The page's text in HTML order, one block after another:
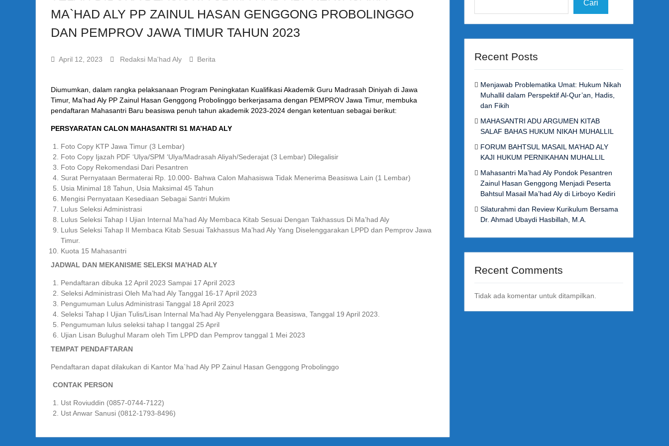
MA`HAD ALY PP ZAINUL HASAN GENGGONG PROBOLINGGO
DAN PEMPROV JAWA TIMUR TAHUN 2023
April 12, 2023 Redaksi Ma'had Aly Berita
Diumumkan, dalam rangka pelaksanaan Program Peningkatan Kualifikasi Akademik Guru Madrasah Diniyah di Jawa
Timur, Ma’had Aly PP Zainul Hasan Genggong Probolinggo berkerjasama dengan PEMPROV Jawa Timur, membuka
pendaftaran Mahasantri Baru beasiswa penuh tahun akademik 2023-2024 dengan ketentuan sebagai berikut:
PERSYARATAN CALON MAHASANTRI S1 MA’HAD ALY
Foto Copy KTP Jawa Timur (3 Lembar)
Foto Copy Ijazah PDF ‘Ulya/SPM ‘Ulya/Madrasah Aliyah/Sederajat (3 Lembar) Dilegalisir
Foto Copy Rekomendasi Dari Pesantren
Surat Pernyataan Bermaterai Rp. 10.000- Bahwa Calon Mahasiswa Tidak Menerima Beasiswa Lain (1 Lembar)
Usia Minimal 18 Tahun, Usia Maksimal 45 Tahun
Mengisi Pernyataan Kesediaan Sebagai Santri Mukim
Lulus Seleksi Administrasi
Lulus Seleksi Tahap I Ujian Internal Ma’had Aly Membaca Kitab Sesuai Dengan Takhassus Di Ma’had Aly
Lulus Seleksi Tahap II Membaca Kitab Sesuai Takhassus Ma’had Aly Yang Diselenggarakan LPPD dan Pemprov Jawa
Timur.
Kuota 15 Mahasantri
JADWAL DAN MEKANISME SELEKSI MA’HAD ALY
Pendaftaran dibuka 12 April 2023 Sampai 17 April 2023
Seleksi Administrasi Oleh Ma’had Aly Tanggal 16-17 April 2023
Pengumuman Lulus Administrasi Tanggal 18 April 2023
Seleksi Tahap I Ujian Tulis/Lisan Internal Ma’had Aly Penyelenggara Beasiswa, Tanggal 19 April 2023.
Pengumuman lulus seleksi tahap I tanggal 25 April
Ujian Lisan Bulughul Maram oleh Tim LPPD dan Pemprov tanggal 1 Mei 2023
TEMPAT PENDAFTARAN
Pendaftaran dapat dilakukan di Kantor Ma`had Aly PP Zainul Hasan Genggong Probolinggo
CONTAK PERSON
Ust Roviuddin (0857-0744-7122)
Ust Anwar Sanusi (0812-1793-8496)
Cari
Recent Posts
Menjawab Problematika Umat: Hukum Nikah
Muhallil dalam Perspektif Al-Qur’an, Hadis,
dan Fikih
MAHASANTRI ADU ARGUMEN KITAB
SALAF BAHAS HUKUM NIKAH MUHALLIL
FORUM BAHTSUL MASAIL MA’HAD ALY
KAJI HUKUM PERNIKAHAN MUHALLIL
Mahasantri Ma’had Aly Pondok Pesantren
Zainul Hasan Genggong Menjadi Peserta
Bahtsul Masail Ma’had Aly di Lirboyo Kediri
Silaturahmi dan Review Kurikulum Bersama
Dr. Ahmad Ubaydi Hasbillah, M.A.
Recent Comments
Tidak ada komentar untuk ditampilkan.